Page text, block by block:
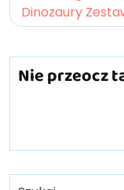
Dinozaury
Nie przeocz